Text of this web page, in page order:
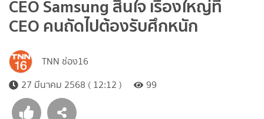
CEO Samsung สิ้นใจ เรื่องใหญ่ที่
CEO คนถัดไปต้องรับศึกหนัก
TNN ช่อง16
27 มีนาคม 2568 ( 12:12 )
99